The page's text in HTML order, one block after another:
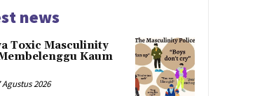
news
Toxic Masculinity
Kaum
2026